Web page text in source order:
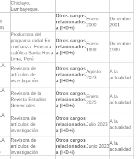
Chiclayo,
Lambayeque.
Otros cargos
relacionados
a (I+D+i)
Enero
2000
Diciembre
2001
Productora del
programa radial En
confianza. Emisora
católica Santa Rosa,
Lima, Perú
Otros cargos
relacionados
a (I+D+i)
Enero
1999
Diciembre
1999
Revisora de
artículos de
investigación
Otros cargos
relacionados
a (I+D+i)
Agosto
2023
A la
actualidad
Revisora de la
Revista Estudios
Gerenciales
Otros cargos
relacionados
a (I+D+i)
Enero
2025
A la
actualidad
Revisora de
artículos de
investigación
Otros cargos
relacionados
a (I+D+i)
Julio 2023
A la
actualidad
Revisora de
artículos de
investigación
Otros cargos
relacionados
a (I+D+i)
Junio 2023
A la
actualidad